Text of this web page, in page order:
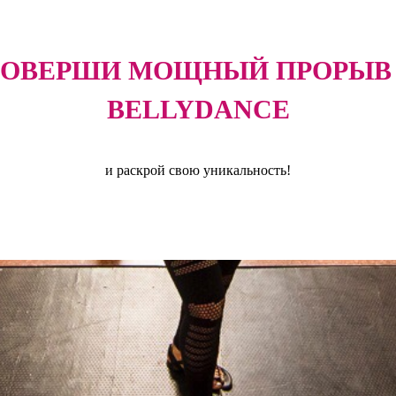
МОЩНЫЙ ПРОРЫВ
BELLYDANCE
и раскрой свою уникальность!